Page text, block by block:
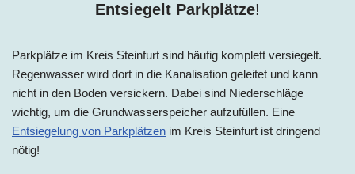
Entsiegelt Parkplätze!
Parkplätze im Kreis Steinfurt sind häufig komplett versiegelt.
Regenwasser wird dort in die Kanalisation geleitet und kann
nicht in den Boden versickern. Dabei sind Niederschläge
wichtig, um die Grundwasserspeicher aufzufüllen. Eine
Entsiegelung von Parkplätzen im Kreis Steinfurt ist dringend
nötig!